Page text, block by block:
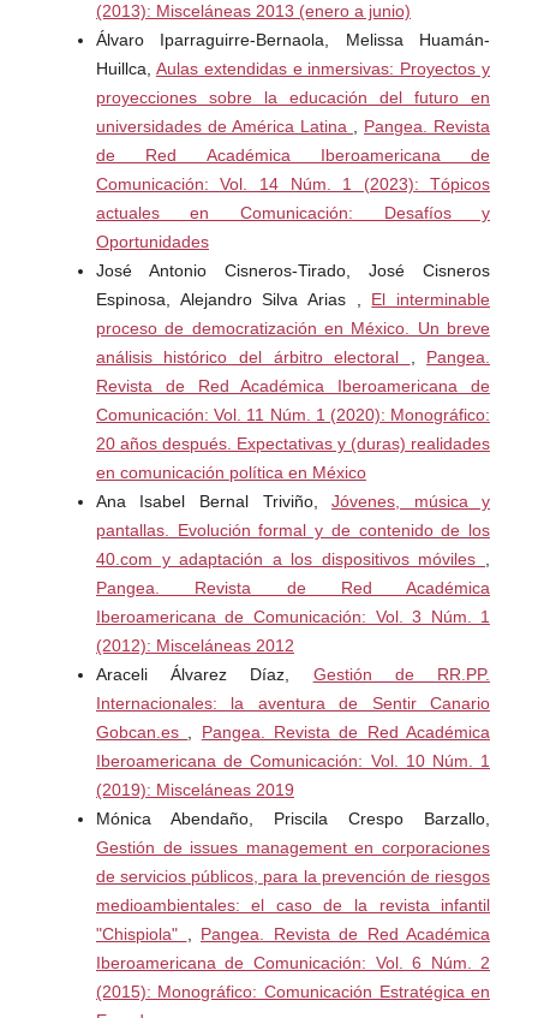
Asamblea Nacional. Panamá. (28/04/2022). Proyecto de
Ley No.697 de 2021. Ley de Cripto: Que hace a la
República de Panamá compatible con la economía digital,
el Blockchain, los criptoactivos y el internet. 28 de abril de
2022. Artículo 4. Recuperado de:
https://alertas.directoriolegislativo.org/wp-
content/uploads/2021/10/2021_P_697.pdf?x32394
Vetada por el ejecutivo el 15 de junio de 2022
Asamblea Legislativa. Puerto Rico. (09/11/2021).
Resolución 527 de 2021 [Comisión de Asuntos Internos
de la Cámara de Representantes]. Realizar una
investigación que ausculte: (1) el concepto de sistema en
bloque (Blockchain) para utilizarlo en el sistema de
almacenamiento gubernamental y (2) evaluar la posible
aprobación de la utilización de monedas digitales
(criptomonedas) como método de pago aceptable en
Puerto Rico. 09 de noviembre de 2021. Recuperado de:
https://aldia.microjuris.com/wp-
content/uploads/2021/11/RC527-Informe_Camara.pdf
Banco Central. Bolivia. (15/12/2020). Resolución 144 de
2020 [Banco Central de Bolivia]. Gerencia de Entidades
Financieras - Prohibición de uso de criptoactivos en el
Sistema de Pago Nacional. 15 de diciembre de 2020.
Recuperado de:
https://www.bcb.gob.bo/webdocs/sistema_pagos/RD_144
_2020_CRIPTOACTIVOS.pdf
Banco Central. Ecuador. (08/01/2018). Comunicado de
2018 [Banco Central del Ecuador]. Comunicado oficial
sobre el uso del Bitcoin. 08 Enero de 2018. Recuperado
https://www.bce.fin.ec/index.php/boletines-de-prensa-
archivo/item/1028-comunicado-oficial-sobre-el-uso-del-
bitcoin
(2013): Misceláneas 2013 (enero a junio)
Álvaro Iparraguirre-Bernaola, Melissa Huamán-
Huillca, Aulas extendidas e inmersivas: Proyectos y
proyecciones sobre la educación del futuro en
universidades de América Latina , Pangea. Revista
de Red Académica Iberoamericana de
Comunicación: Vol. 14 Núm. 1 (2023): Tópicos
actuales en Comunicación: Desafíos y
Oportunidades
José Antonio Cisneros-Tirado, José Cisneros
Espinosa, Alejandro Silva Arias , El interminable
proceso de democratización en México. Un breve
análisis histórico del árbitro electoral , Pangea.
Revista de Red Académica Iberoamericana de
Comunicación: Vol. 11 Núm. 1 (2020): Monográfico:
20 años después. Expectativas y (duras) realidades
en comunicación política en México
Ana Isabel Bernal Triviño,Jóvenes, música y
pantallas. Evolución formal y de contenido de los
40.com y adaptación a los dispositivos móviles ,
Pangea. Revista de Red Académica
Iberoamericana de Comunicación: Vol. 3 Núm. 1
(2012): Misceláneas 2012
Araceli Álvarez Díaz, Gestión de RR.PP.
Internacionales: la aventura de Sentir Canario
Gobcan.es , Pangea. Revista de Red Académica
Iberoamericana de Comunicación: Vol. 10 Núm. 1
(2019): Misceláneas 2019
Mónica Abendaño, Priscila Crespo Barzallo,
Gestión de issues management en corporaciones
de servicios públicos, para la prevención de riesgos
medioambientales: el caso de la revista infantil
"Chispiola" , Pangea. Revista de Red Académica
Iberoamericana de Comunicación: Vol. 6 Núm. 2
(2015): Monográfico: Comunicación Estratégica en